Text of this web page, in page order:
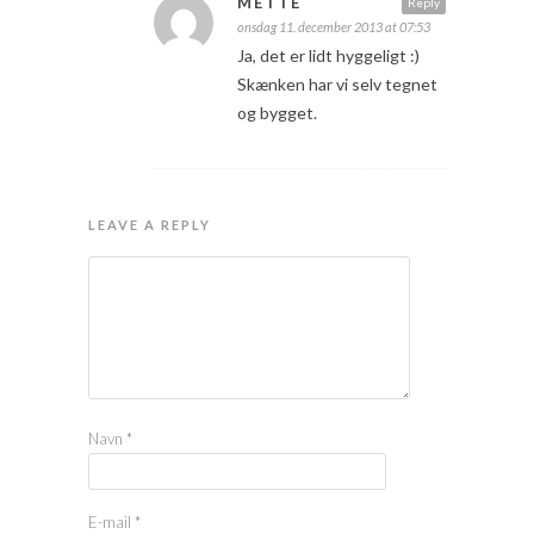
onsdag 11. december 2013 at 07:53
Ja, det er lidt hyggeligt :)
Skænken har vi selv tegnet
og bygget.
LEAVE A REPLY
Navn *
E-mail *